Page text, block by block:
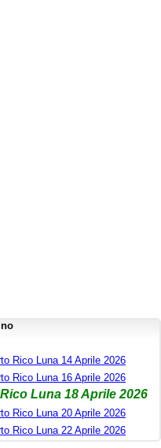
Rico Luna 14 Aprile 2026
Rico Luna 16 Aprile 2026
Luna 18 Aprile 2026
Rico Luna 20 Aprile 2026
Rico Luna 22 Aprile 2026